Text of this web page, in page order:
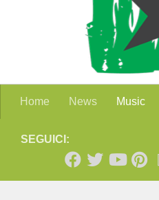
Home News Music
SEGUICI: